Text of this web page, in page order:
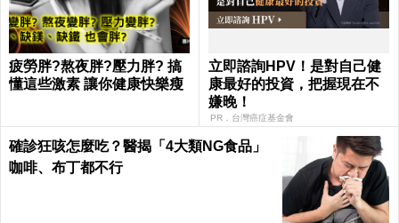
疲勞胖?熬夜胖?壓力胖? 搞
懂這些激素 讓你健康快樂瘦
立即諮詢HPV！是對自己健
康最好的投資，把握現在不
嫌晚！
PR．台灣癌症基金會
確診狂咳怎麼吃？醫揭「4大類NG食品」
咖啡、布丁都不行